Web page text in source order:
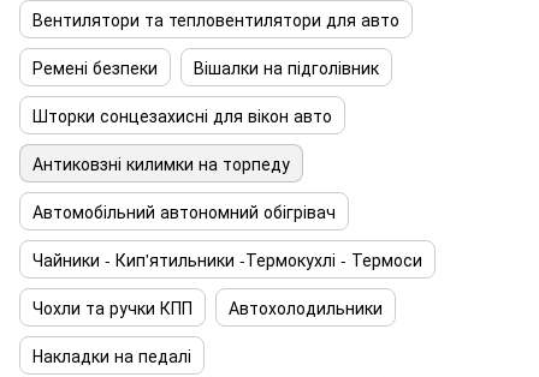
Вентилятори та тепловентилятори для авто
Ремені безпеки
Вішалки на підголівник
Шторки сонцезахисні для вікон авто
Антиковзні килимки на торпеду
Автомобільний автономний обігрівач
Чайники - Кип'ятильники -Термокухлі - Термоси
Чохли та ручки КПП
Автохолодильники
Накладки на педалі